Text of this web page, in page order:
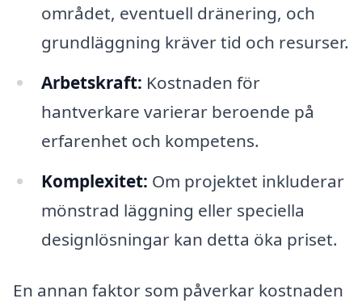
området, eventuell dränering, och
grundläggning kräver tid och resurser.
Arbetskraft: Kostnaden för
hantverkare varierar beroende på
erfarenhet och kompetens.
Komplexitet: Om projektet inkluderar
mönstrad läggning eller speciella
designlösningar kan detta öka priset.
En annan faktor som påverkar kostnaden